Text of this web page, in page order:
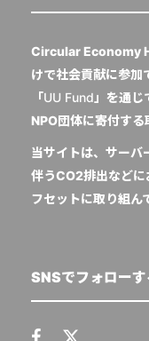
Circular Economy
けで社会貢献に参加
「UU Fund 」を通じ
NPO団体に寄付する
当サイトは、サーバ
伴うCO2排出などに
フセットに取り組ん
SNSでフォローす